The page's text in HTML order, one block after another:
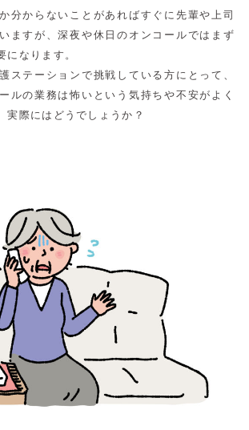
分からないことがあればすぐに先輩や上司
ますが、深夜や休日のオンコールではまず
になります。
ステーションで挑戦している方にとって、
ルの業務は怖いという気持ちや不安がよく
実際にはどうでしょうか？